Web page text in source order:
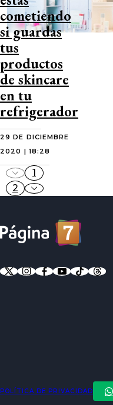
cometiendo
si guardas
tus
productos
de skincare
en tu
refrigerador
29 DE DICIEMBRE
2020 | 18:28
1
2
POLÍTICA DE PRIVACIDAD